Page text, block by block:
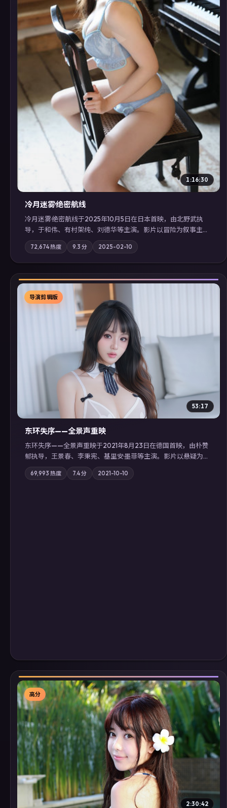
▶
1:16:30
冷月迷雾·绝密航线
冷月迷雾·绝密航线于2025年10月5日在日本首映，由北野武执
导，于和伟、有村架纯、刘德华等主演。影片以冒险为叙事主
轴，记忆碎片重组后，主角发现自己从未活过“真实”的一天；摄
影与配乐强化地域气质；站内亦可通过「国产免费观看高清电视
剧在线看」延展检索同类型高分佳作，畅享高清在线追剧体验。
72,674热度 9.3 分 2025-02-10
▶
导演剪辑版
53:17
东环失序——全景声重映
东环失序——全景声重映于2021年8月23日在德国首映，由朴赞
郁执导，王景春、李秉宪、基里安·墨菲等主演。影片以悬疑为叙
事主轴，科技与人性的边界在实验事故后逐渐模糊；摄影与配乐
强化地域气质；站内亦可通过「国产免费观看高清电视剧在线
69,993 热度 7.4分 2021-10-10
▶
高分
2:30:42